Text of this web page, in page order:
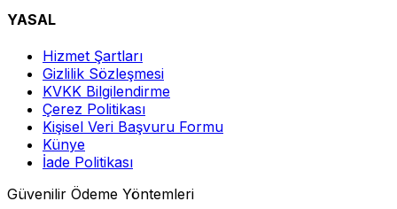
YASAL
Hizmet Şartları
Gizlilik Sözleşmesi
KVKK Bilgilendirme
Çerez Politikası
Kişisel Veri Başvuru Formu
Künye
İade Politikası
Güvenilir Ödeme Yöntemleri